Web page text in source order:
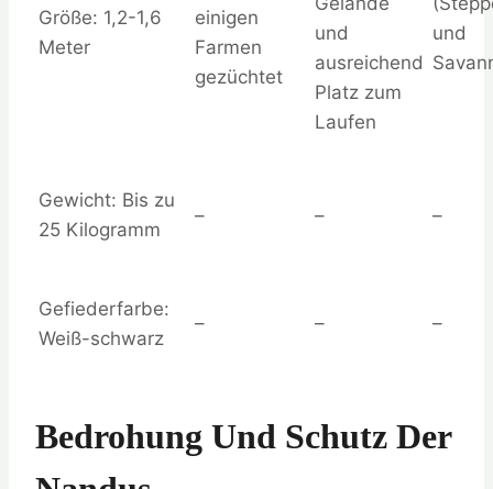
Größe: 1,2-1,6
Meter
einigen
Farmen
gezüchtet
und
ausreichend
Platz zum
Laufen
und
Gewicht: Bis zu
25 Kilogramm
– – –
Gefiederfarbe:
Weiß-schwarz
– – –
Bedrohung Und Schutz Der